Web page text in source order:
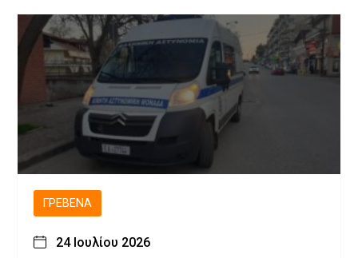
ΓΡΕΒΕΝΆ
24 Ιουλίου 2026